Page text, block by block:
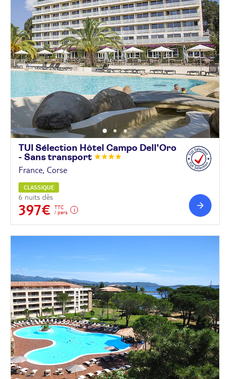
TUI Sélection Hôtel Campo Dell'Oro
- Sans transport
France, Corse
CLASSIQUE
6 nuits dès
397€
TTC
/ pers.